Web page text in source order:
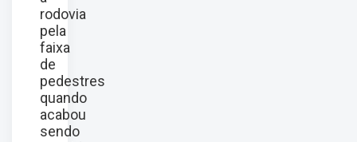
rodovia
pela
faixa
de
pedestres
quando
acabou
sendo